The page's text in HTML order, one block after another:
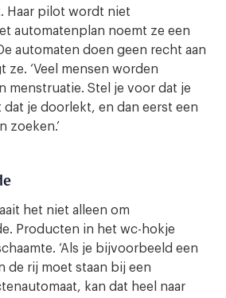
Haar pilot wordt niet
automatenplan noemt ze een
automaten doen geen recht aan
ze. ‘Veel mensen worden
menstruatie. Stel je voor dat je
je doorlekt, en dan eerst een
zoeken.’
het niet alleen om
Producten in het wc-hokje
‘Als je bijvoorbeeld een
de rij moet staan bij een
kan dat heel naar